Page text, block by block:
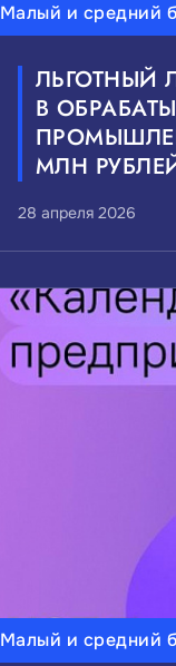
Малый и средний
ЛЬГОТНЫЙ
В
МЛН
28 апреля 2026
Малый и средний